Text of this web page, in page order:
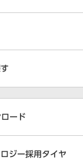
ード
ジー採用タイヤ